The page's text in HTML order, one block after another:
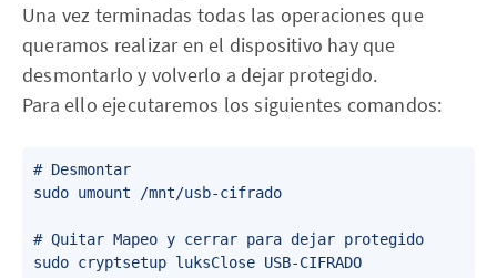
Una vez terminadas todas las operaciones que
queramos realizar en el dispositivo hay que
desmontarlo y volverlo a dejar protegido.
Para ello ejecutaremos los siguientes comandos:
# Desmontar
sudo umount /mnt/usb-cifrado
# Quitar Mapeo y cerrar para dejar protegido